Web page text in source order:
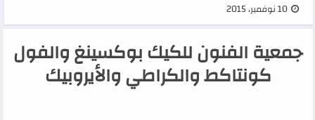
10 نوفمبر، 2015
جمعية الفنون للكيك بوكسينغ والفول
كونتاكط والكراطي والأيروبيك